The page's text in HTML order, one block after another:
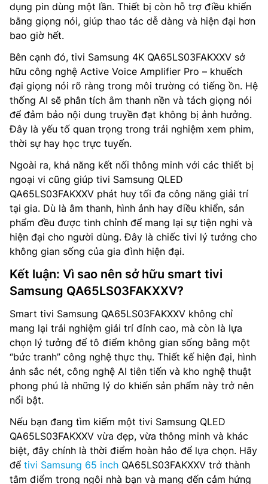
dụng pin dùng một lần. Thiết bị còn hỗ trợ điều khiển
bằng giọng nói, giúp thao tác dễ dàng và hiện đại hơn
bao giờ hết.
Bên cạnh đó, tivi Samsung 4K QA65LS03FAKXXV sở
hữu công nghệ Active Voice Amplifier Pro – khuếch
đại giọng nói rõ ràng trong môi trường có tiếng ồn. Hệ
thống AI sẽ phân tích âm thanh nền và tách giọng nói
để đảm bảo nội dung truyền đạt không bị ảnh hưởng.
Đây là yếu tố quan trọng trong trải nghiệm xem phim,
thời sự hay học trực tuyến.
Ngoài ra, khả năng kết nối thông minh với các thiết bị
ngoại vi cũng giúp tivi Samsung QLED
QA65LS03FAKXXV phát huy tối đa công năng giải trí
tại gia. Dù là âm thanh, hình ảnh hay điều khiển, sản
phẩm đều được tinh chỉnh để mang lại sự tiện nghi và
hiện đại cho người dùng. Đây là chiếc tivi lý tưởng cho
không gian sống của gia đình hiện đại.
Kết luận: Vì sao nên sở hữu smart tivi
Samsung QA65LS03FAKXXV?
Smart tivi Samsung QA65LS03FAKXXV không chỉ
mang lại trải nghiệm giải trí đỉnh cao, mà còn là lựa
chọn lý tưởng để tô điểm không gian sống bằng một
“bức tranh” công nghệ thực thụ. Thiết kế hiện đại, hình
ảnh sắc nét, công nghệ AI tiên tiến và kho nghệ thuật
phong phú là những lý do khiến sản phẩm này trở nên
nổi bật.
Nếu bạn đang tìm kiếm một tivi Samsung QLED
QA65LS03FAKXXV vừa đẹp, vừa thông minh và khác
biệt, đây chính là thời điểm hoàn hảo để lựa chọn. Hãy
để tivi Samsung 65 inch QA65LS03FAKXXV trở thành
tâm điểm trong ngôi nhà bạn và mang đến cảm hứng